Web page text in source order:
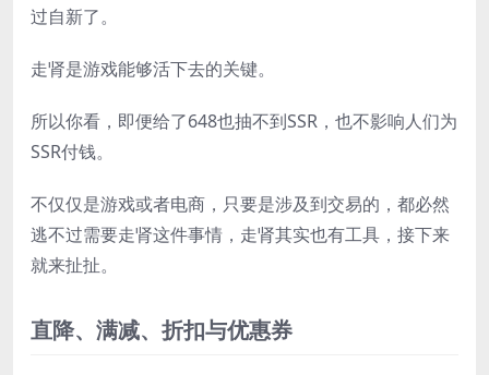
过自新了。
走肾是游戏能够活下去的关键。
所以你看，即便给了648也抽不到SSR，也不影响人们为
SSR付钱。
不仅仅是游戏或者电商，只要是涉及到交易的，都必然
逃不过需要走肾这件事情，走肾其实也有工具，接下来
就来扯扯。
直降、满减、折扣与优惠券